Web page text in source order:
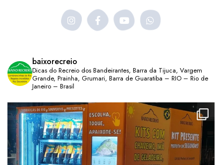
baixorecreio
Dicas do Recreio dos Bandeirantes, Barra da Tijuca, Vargem
Grande, Prainha, Grumari, Barra de Guaratiba – RIO – Rio de
Janeiro – Brasil